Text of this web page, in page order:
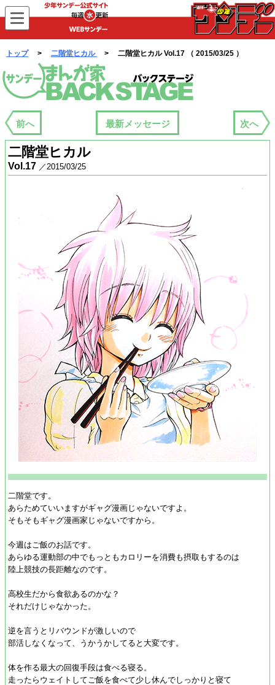
WEBサンデー
トップ> 二階堂ヒカル > 二階堂ヒカル Vol.17 （ 2015/03/25 ）
まんが家バックステージ
前へ 最新メッセージ 次へ
二階堂ヒカル
Vol.17 ／2015/03/25
二階堂です。
あらためていいますがギャグ漫画じゃないですよ。
そもそもギャグ漫画家じゃないですから。
今週はご飯のお話です。
あらゆる運動部の中でもっともカロリーを消費も摂取もするのは
陸上競技の長距離なのです。
高校生だから食欲あるのかな？
それだけじゃなかった。
逆を言うとリバウンドが激しいので
部活しなくなって、うかうかしてると大変です。
体を作る最大の回復手段は食べる寝る。
走ったらウェイトしてご飯を食べて少し休んでしっかりと寝て